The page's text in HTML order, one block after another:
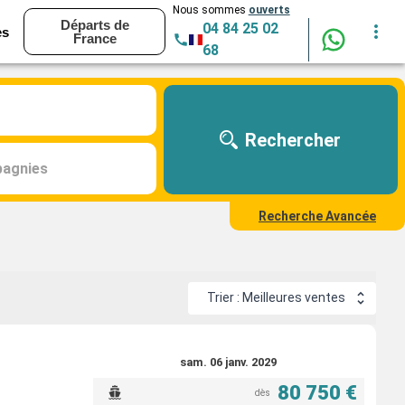
Départs de
France
Nous sommes ouverts
04 84 25 02
68
Rechercher
Recherche Avancée
Trier : Meilleures ventes
sam. 06 janv. 2029
dès 80 750 €